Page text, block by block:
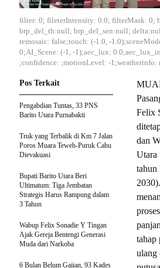
filter: 0; fileterIntensity: 0.0; filterMask: 0;
brp_del_th:null; brp_del_sen:null;
remosaic: false;touch: (-1.0, -
0;AI_Scene: (-1, -1);aec_lux:
;confidence: ;motionLevel: -1;weatherinfo:
Felix
dan
Utara
tahun
tahap
ulang
Pos Terkait
Pengabdian Tuntas, 33 PNS
Barito Utara Purnabakti
Truk yang Terbalik di Km 7 Jalan
Poros Muara Teweh-Puruk Cahu
Dievakuasi
Bupati Barito Utara Beri
Ultimatum: Tiga Jembatan
Strategis Harus Rampung dalam
3 Tahun
Wabup Felix Sonadie Y Tingan
Ajak Gereja Bentengi Generasi
Muda dari Narkoba
6 Bulan Belum Gajian, 93 Kades